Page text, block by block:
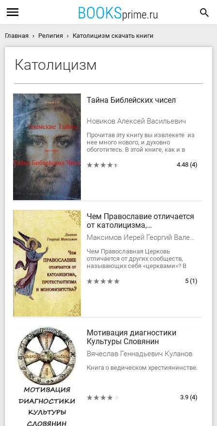
Главная Религия Католицизм скачать книги
Католицизм
Тайна Библейских чисел
Новиков Алексей Васильевич
Прочитав эту книгу вы извлекете из
нее много нового, и духовно
обоготитесь. В этой книге, как и в
подлинные действия Бога и
4.48 (4)
Чем Православие отличается
от католицизма,
протестантизма и
монофизитства?
Максимов Иерей Георгий Валерьевич
Чем Православная Церковь
отличается от других сообществ,
называющих себя «церквами»? В
изложены основные отличия
5 (1)
Мотивация диагностики
Культуры Словянин
Вячеслав Геннадьевич Куланов
Книга о ведическом хрестиянинстве.
3.9 (4)